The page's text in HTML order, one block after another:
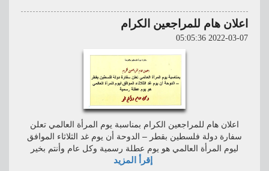
اعلان هام للمراجعين الكرام
2022-03-07 05:05:36
اعلان هام للمراجعين الكرام بمناسبة يوم المرأة العالمي تعلن
سفارة دولة فلسطين بقطر – الدوحة أن يوم غد الثلاثاء الموافق
ليوم المرأة العالمي هو يوم عطلة رسمية وكل عام وأنتم بخير
إقرأ المزيد